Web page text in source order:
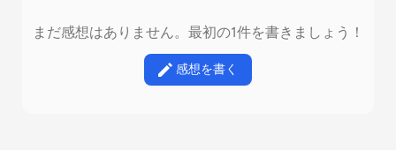
まだ感想はありません。最初の1件を書きましょう！
感想を書く